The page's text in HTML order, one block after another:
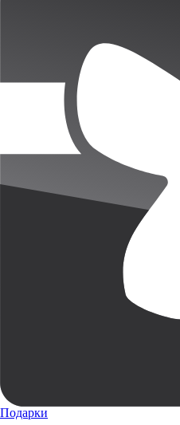
Подарки